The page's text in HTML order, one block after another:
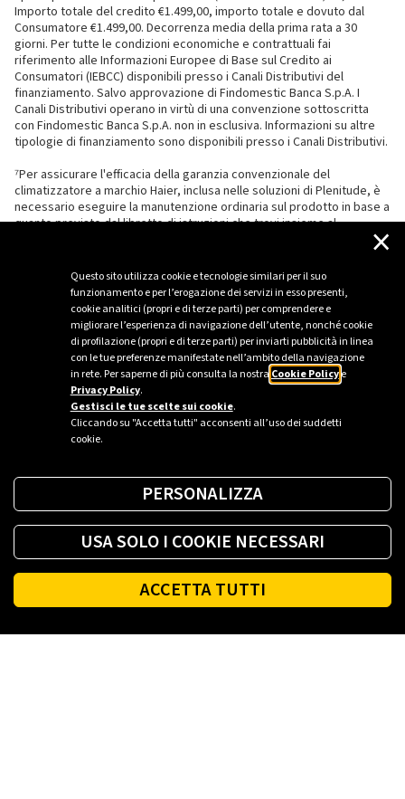
Questo sito utilizza cookie e tecnologie similari per il suo
funzionamento e per l’erogazione dei servizi in esso presenti,
cookie analitici (propri e di terze parti) per comprendere e
migliorare l’esperienza di navigazione dell’utente, nonché cookie
di profilazione (propri e di terze parti) per inviarti pubblicità in linea
con le tue preferenze manifestate nell’ambito della navigazione
in rete. Per saperne di più consulta la nostra Cookie Policye
Privacy Policy.
Gestisci le tue scelte sui cookie.
Cliccando su "Accetta tutti" acconsenti all’uso dei suddetti
cookie.
×
PERSONALIZZA
USA SOLO I COOKIE NECESSARI
ACCETTA TUTTI
Importo totale del credito €1.499,00, importo totale e dovuto dal
Consumatore €1.499,00. Decorrenza media della prima rata a 30
giorni. Per tutte le condizioni economiche e contrattuali fai
riferimento alle Informazioni Europee di Base sul Credito ai
Consumatori (IEBCC) disponibili presso i Canali Distributivi del
finanziamento. Salvo approvazione di Findomestic Banca S.p.A. I
Canali Distributivi operano in virtù di una convenzione sottoscritta
con Findomestic Banca S.p.A. non in esclusiva. Informazioni su altre
tipologie di finanziamento sono disponibili presso i Canali Distributivi.
⁷Per assicurare l'efficacia della garanzia convenzionale del
climatizzatore a marchio Haier, inclusa nelle soluzioni di Plenitude, è
necessario eseguire la manutenzione ordinaria sul prodotto in base a
quanto previsto dal libretto di istruzioni che trovi insieme al